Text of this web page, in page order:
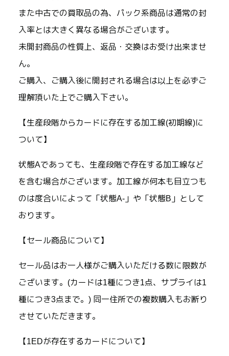
また中古での買取品の為、パック系商品は通常の封
入率とは大きく異なる場合がございます。
未開封商品の性質上、返品・交換はお受け出来ませ
ん。
ご購入、ご購入後に開封される場合は以上を必ずご
理解頂いた上でご購入下さい。
【生産段階からカードに存在する加工線(初期線)に
ついて】
状態Aであっても、生産段階で存在する加工線など
を含む場合がございます。加工線が何本も目立つも
のは度合いによって「状態A-」や「状態B」として
おります。
【セール商品について】
セール品はお一人様がご購入いただける数に限数が
ございます。(カードは1種につき1点、サプライは1
種につき3点まで。) 同一住所での複数購入もお断り
させていただきます。
【1EDが存在するカードについて】